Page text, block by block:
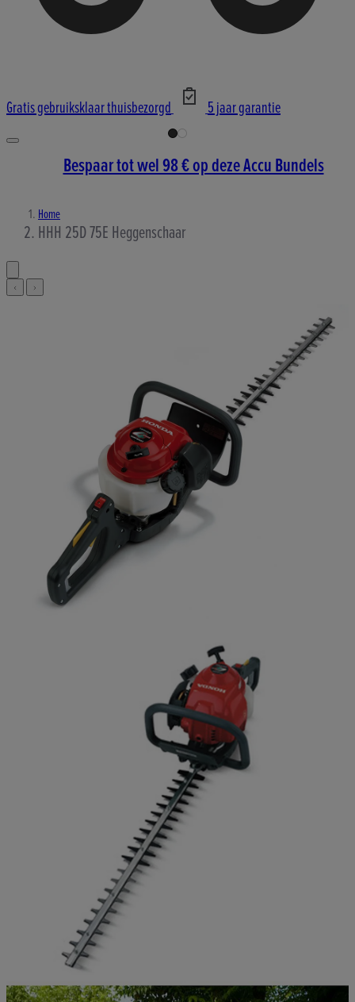
Gratis gebruiksklaar thuisbezorgd 5 jaar garantie
Bespaar tot wel 98 € op deze Accu Bundels
Home
HHH 25D 75E Heggenschaar